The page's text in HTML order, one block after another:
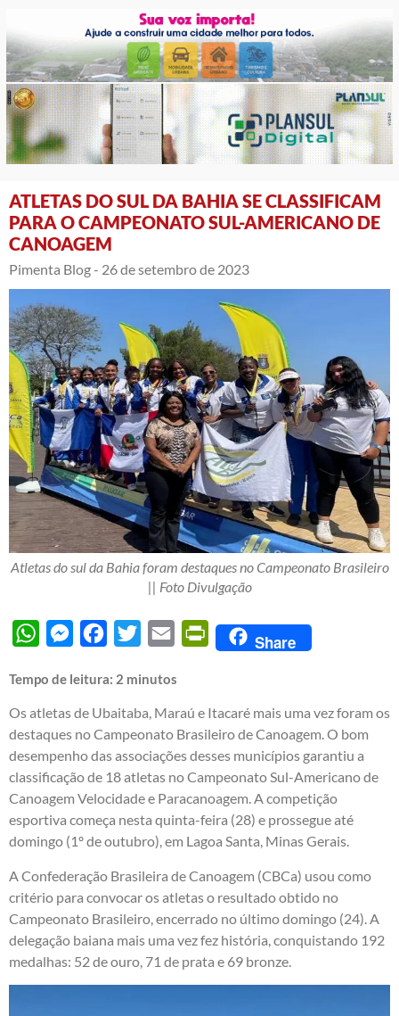
ATLETAS DO SUL DA BAHIA SE CLASSIFICAM
PARA O CAMPEONATO SUL-AMERICANO DE
CANOAGEM
Pimenta Blog - 26 de setembro de 2023
Atletas do sul da Bahia foram destaques no Campeonato Brasileiro
|| Foto Divulgação
WhatsAppMessengerFacebook
Twitter Email PrintFriendly
Share
Tempo de leitura: 2 minutos
Os atletas de Ubaitaba, Maraú e Itacaré mais uma vez foram os
destaques no Campeonato Brasileiro de Canoagem. O bom
desempenho das associações desses municípios garantiu a
classificação de 18 atletas no Campeonato Sul-Americano de
Canoagem Velocidade e Paracanoagem. A competição
esportiva começa nesta quinta-feira (28) e prossegue até
domingo (1º de outubro), em Lagoa Santa, Minas Gerais.
A Confederação Brasileira de Canoagem (CBCa) usou como
critério para convocar os atletas o resultado obtido no
Campeonato Brasileiro, encerrado no último domingo (24). A
delegação baiana mais uma vez fez história, conquistando 192
medalhas: 52 de ouro, 71 de prata e 69 bronze.